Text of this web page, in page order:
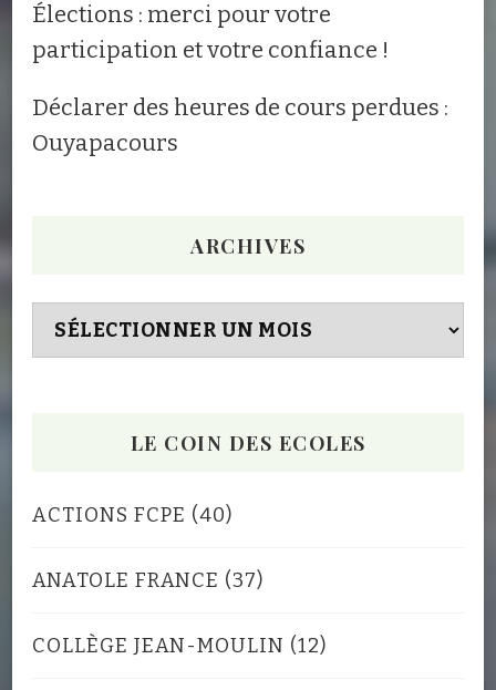
Élections : merci pour votre
participation et votre confiance !
Déclarer des heures de cours perdues :
Ouyapacours
ARCHIVES
Archives
LE COIN DES ECOLES
ACTIONS FCPE (40)
ANATOLE FRANCE (37)
COLLÈGE JEAN-MOULIN (12)